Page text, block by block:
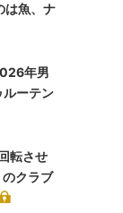
魚、ナ
年男
ルーテン
転させ
クラブ